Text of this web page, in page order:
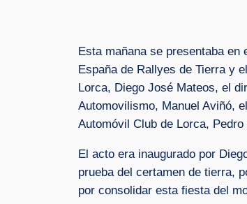
Esta mañana se presentaba en
España de Rallyes de Tierra y
Lorca, Diego José Mateos, el
Automovilismo, Manuel Aviñó,
Automóvil Club de Lorca, Pedro
El acto era inaugurado por
prueba del certamen de tierra,
por consolidar esta fiesta del